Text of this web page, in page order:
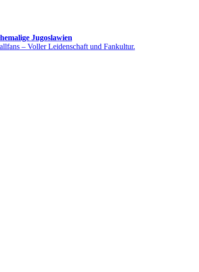
Jugoslawien
– Voller Leidenschaft und Fankultur.